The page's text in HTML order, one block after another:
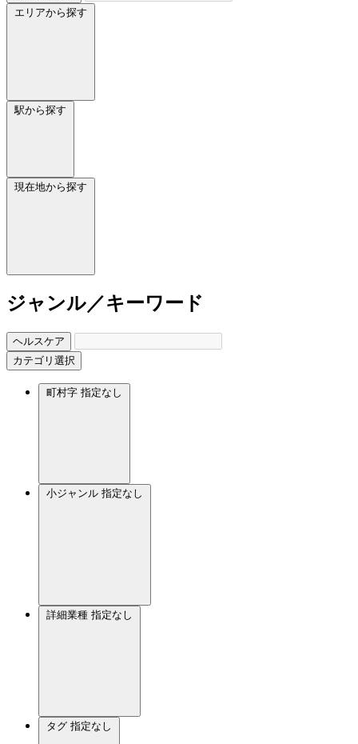
エリアから探す
駅から探す
現在地から探す
ジャンル／キーワード
ヘルスケア
カテゴリ選択
町村字 指定なし
小ジャンル 指定なし
詳細業種 指定なし
タグ 指定なし